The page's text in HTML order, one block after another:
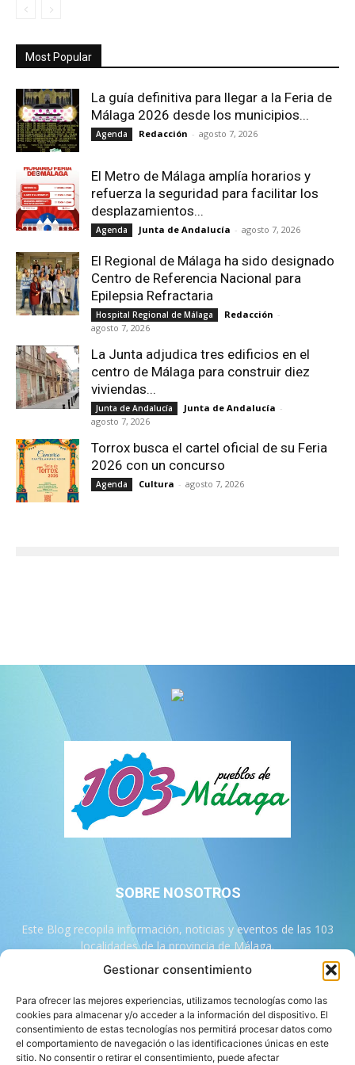
Gestionar consentimiento
Para ofrecer las mejores experiencias, utilizamos tecnologías como las
cookies para almacenar y/o acceder a la información del dispositivo. El
consentimiento de estas tecnologías nos permitirá procesar datos como
el comportamiento de navegación o las identificaciones únicas en este
sitio. No consentir o retirar el consentimiento, puede afectar
Most Popular
La guía definitiva para llegar a la Feria de
Málaga 2026 desde los municipios...
Agenda Redacción - agosto 7, 2026
El Metro de Málaga amplía horarios y
refuerza la seguridad para facilitar los
desplazamientos...
Agenda Junta de Andalucía - agosto 7, 2026
El Regional de Málaga ha sido designado
Centro de Referencia Nacional para
Epilepsia Refractaria
Hospital Regional de Málaga Redacción -
agosto 7, 2026
La Junta adjudica tres edificios en el
centro de Málaga para construir diez
viviendas...
Junta de Andalucía Junta de Andalucía -
agosto 7, 2026
Torrox busca el cartel oficial de su Feria
2026 con un concurso
Agenda Cultura - agosto 7, 2026
SOBRE NOSOTROS
Este Blog recopila información, noticias y eventos de las 103
localidades de la provincia de Málaga.
Contáctanos: info@103malaga.com
SÍGUENOS